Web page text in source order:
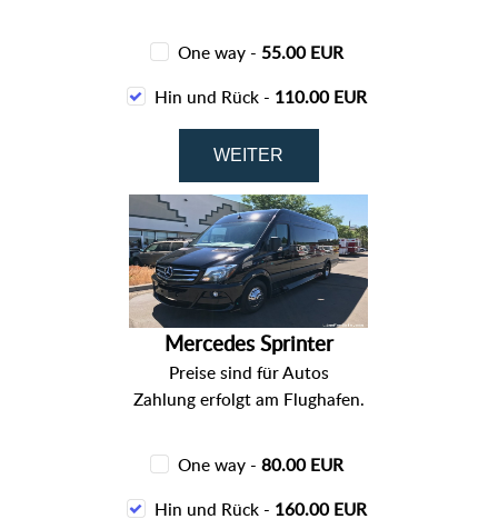
One way - 55.00 EUR
Hin und Rück - 110.00 EUR
Mercedes Sprinter
Preise sind für Autos
Zahlung erfolgt am Flughafen.
One way -80.00 EUR
Hin und Rück - 160.00 EUR